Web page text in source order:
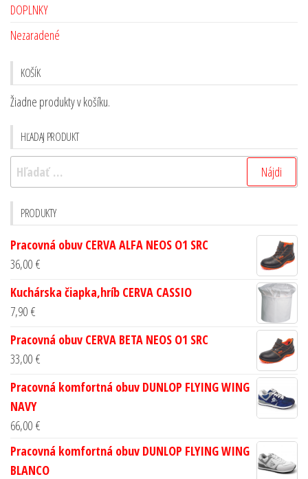
DOPLNKY
Nezaradené
KOŠÍK
Žiadne produkty v košíku.
HĽADAJ PRODUKT
PRODUKTY
Pracovná obuv CERVA ALFA NEOS O1 SRC
36,00 €
Kuchárska čiapka,hríb CERVA CASSIO
7,90 €
Pracovná obuv CERVA BETA NEOS O1 SRC
33,00 €
Pracovná komfortná obuv DUNLOP FLYING WING
NAVY
66,00 €
Pracovná komfortná obuv DUNLOP FLYING WING
BLANCO